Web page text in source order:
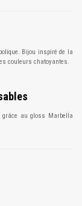
Bijou inspiré de la
couleurs chatoyantes.
grâce au gloss Marbella